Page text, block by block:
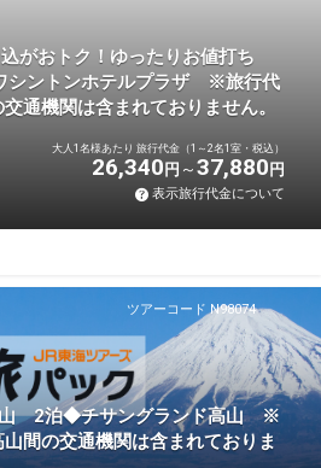
込がおトク！ゆったりお値打ち
ントンホテルプラザ ※旅行代
通機関は含まれておりません。
大人1名様あたり 旅行代金（1～2名1室・税込）
26,340 円 37,880 円
表示旅行代金について
ツアーコード N98074
2泊◆チサングランド高山 ※
間の交通機関は含まれておりま